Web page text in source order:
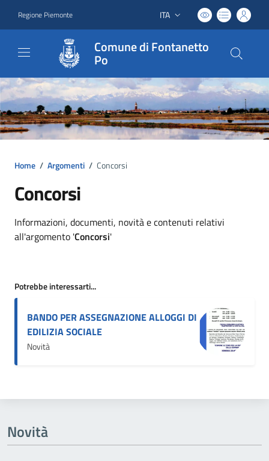
Regione Piemonte Lingua attiva:
ITA
Comune di Fontanetto
Po
Home / Argomenti / Concorsi
Concorsi
Dettagli argomento
Informazioni, documenti, novità e contenuti relativi
all'argomento 'Concorsi'
Potrebbe interessarti...
BANDO PER ASSEGNAZIONE ALLOGGI DI
EDILIZIA SOCIALE
Novità
Novità